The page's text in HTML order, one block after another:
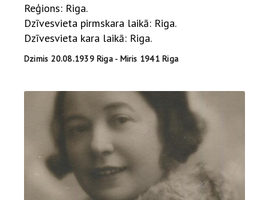
Reģions: Riga.
Dzīvesvieta pirmskara laikā: Riga.
Dzīvesvieta kara laikā: Riga.
Dzimis 20.08.1939 Riga - Miris 1941 Riga